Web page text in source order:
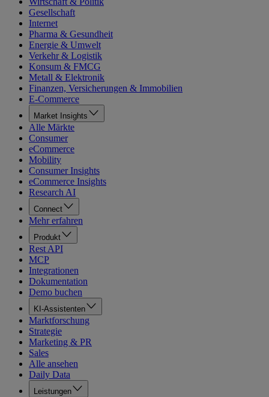
Gesellschaft
Internet
Pharma & Gesundheit
Energie & Umwelt
Verkehr & Logistik
Konsum & FMCG
Metall & Elektronik
Finanzen, Versicherungen & Immobilien
E-Commerce
Market Insights
Alle Märkte
Consumer
eCommerce
Mobility
Consumer Insights
eCommerce Insights
Research AI
Connect
Mehr erfahren
Produkt
Rest API
MCP
Integrationen
Dokumentation
Demo buchen
KI-Assistenten
Marktforschung
Strategie
Marketing & PR
Sales
Alle ansehen
Daily Data
Leistungen